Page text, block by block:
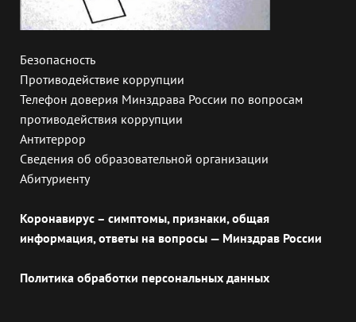
Безопасность
Противодействие коррупции
Телефон доверия Минздрава России по вопросам
противодействия коррупции
Антитеррор
Сведения об образовательной организации
Абитуриенту
Коронавирус – симптомы, признаки, общая
информация, ответы на вопросы — Минздрав России
Политика обработки персональных данных